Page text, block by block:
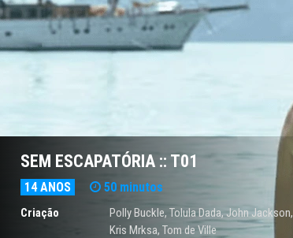
SEM ESCAPATÓRIA :: T01
14 ANOS 50 minutos
Criação
Polly Buckle, Tolula Dada, John Jackson,
Kris Mrksa, Tom de Ville